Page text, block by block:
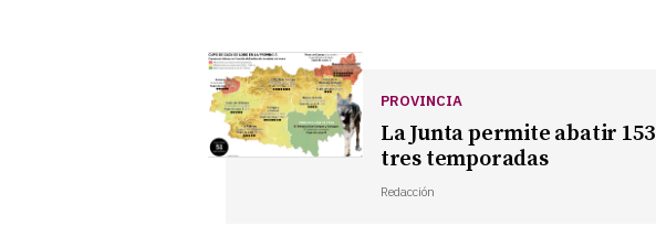
PROVINCIA
La Junta permite abatir
tres temporadas
Redacción